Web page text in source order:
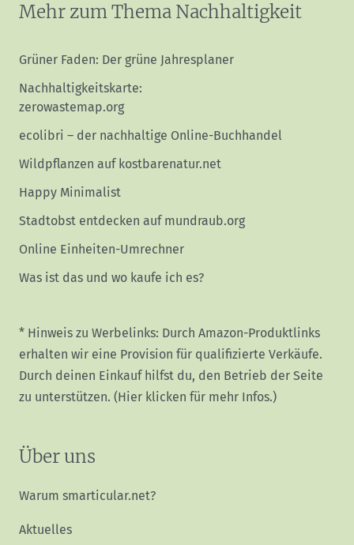
Mehr zum Thema Nachhaltigkeit
Grüner Faden: Der grüne Jahresplaner
Nachhaltigkeitskarte:
zerowastemap.org
ecolibri – der nachhaltige Online-Buchhandel
Wildpflanzen auf kostbarenatur.net
Happy Minimalist
Stadtobst entdecken auf mundraub.org
Online Einheiten-Umrechner
Was ist das und wo kaufe ich es?
* Hinweis zu Werbelinks: Durch Amazon-Produktlinks
erhalten wir eine Provision für qualifizierte Verkäufe.
Durch deinen Einkauf hilfst du, den Betrieb der Seite
zu unterstützen. (Hier klicken für mehr Infos.)
Über uns
Warum smarticular.net?
Aktuelles